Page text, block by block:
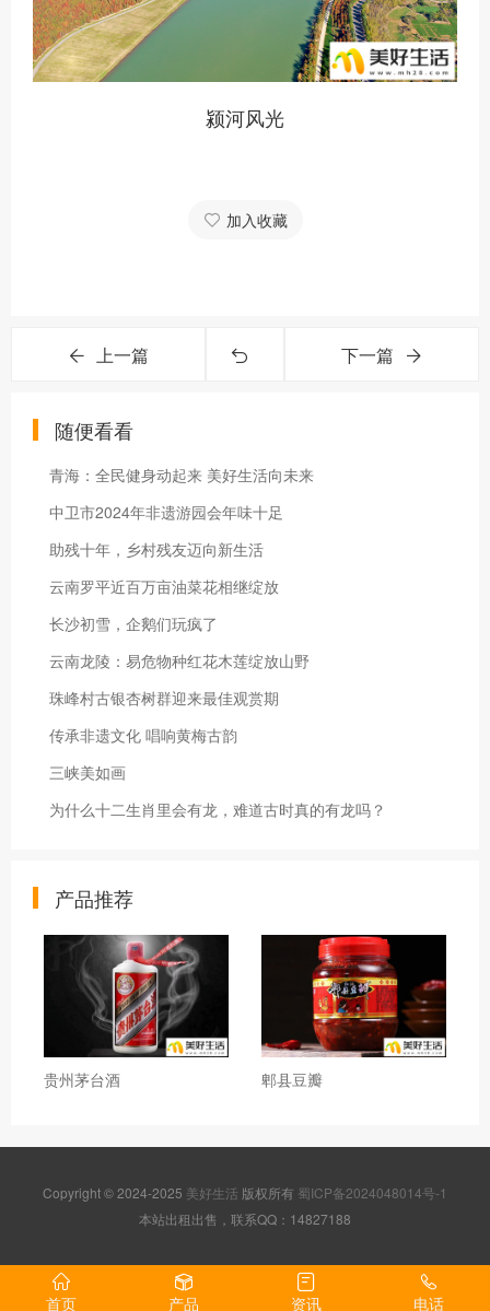
颍河风光
加入收藏
上一篇 下一篇
随便看看
青海：全民健身动起来 美好生活向未来
中卫市2024年非遗游园会年味十足
助残十年，乡村残友迈向新生活
云南罗平近百万亩油菜花相继绽放
长沙初雪，企鹅们玩疯了
云南龙陵：易危物种红花木莲绽放山野
珠峰村古银杏树群迎来最佳观赏期
传承非遗文化 唱响黄梅古韵
三峡美如画
为什么十二生肖里会有龙，难道古时真的有龙吗？
产品推荐
贵州茅台酒 郫县豆瓣
Copyright © 2024-2025 美好生活 版权所有 蜀ICP备2024048014号-1
本站出租出售，联系QQ：14827188
首页 产品 资讯 电话